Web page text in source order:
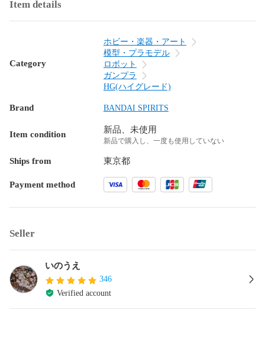
Item details
Category
ホビー・楽器・アート
模型・プラモデル
ロボット
ガンプラ
HG(ハイグレード)
Brand BANDAI SPIRITS
Item condition 新品、未使用
新品で購入し、一度も使用していない
Ships from 東京都
Payment method
Seller
いのうえ
346
Verified account